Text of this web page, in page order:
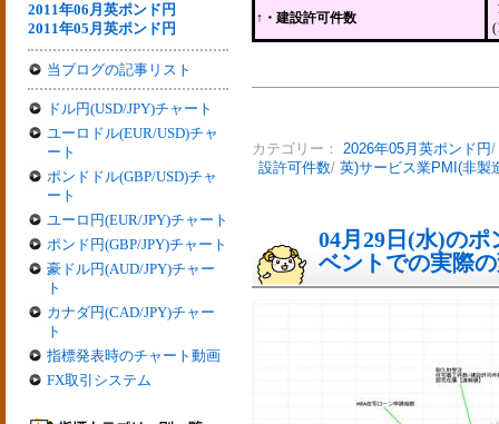
2011年06月英ポンド円
2011年05月英ポンド円
当ブログの記事リスト
ドル円(USD/JPY)チャート
ユーロドル(EUR/USD)チャ
ート
ポンドドル(GBP/USD)チャ
ート
ユーロ円(EUR/JPY)チャート
ポンド円(GBP/JPY)チャート
豪ドル円(AUD/JPY)チャー
ト
カナダ円(CAD/JPY)チャー
ト
指標発表時のチャート動画
FX取引システム
↑・建設許可件数
カテゴリー： 2026年05月英ポンド円/
設許可件数/ 英)サービス業PMI(非製
04月29日(水)の
ベントでの実際